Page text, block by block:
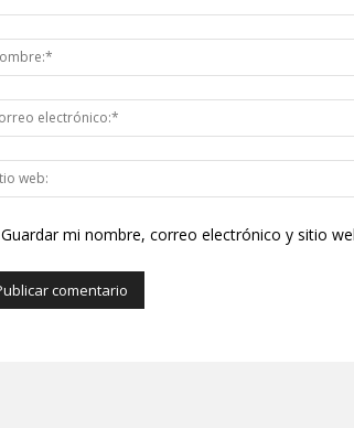
Guardar mi nombre, correo electrónico y sitio